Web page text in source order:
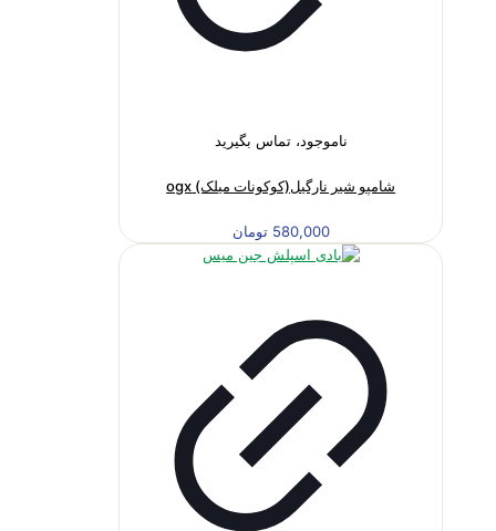
ناموجود، تماس بگیرید
شامپو شیر نارگیل(کوکونات میلک) ogx
580,000 تومان